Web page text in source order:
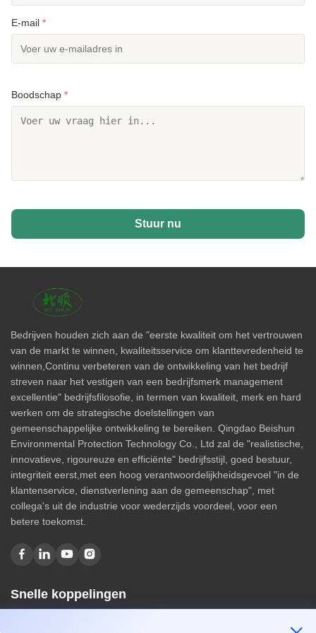
E-mail *
Boodschap *
Stuur nu
Bedrijven houden zich aan de "eerste kwaliteit om het vertrouwen
van de markt te winnen, kwaliteitsservice om klanttevredenheid te
winnen,Continu verbeteren van de ontwikkeling van het bedrijf
streven naar het vestigen van een bedrijfsmerk management
excellentie" bedrijfsfilosofie, in termen van kwaliteit, merk en hard
werken om de strategische doelstellingen van
gemeenschappelijke ontwikkeling te bereiken. Qingdao Beishun
Environmental Protection Technology Co., Ltd zal de "realistische,
innovatieve, rigoureuze en efficiënte" bedrijfsstijl, goed bestuur,
integriteit eerst,met een hoog verantwoordelijkheidsgevoel "in de
klantenservice, dienstverlening aan de gemeenschap", met
collega's uit de industrie voor wederzijds voordeel, voor een
betere toekomst.
Snelle koppelingen